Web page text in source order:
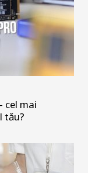
cel mai
tău?